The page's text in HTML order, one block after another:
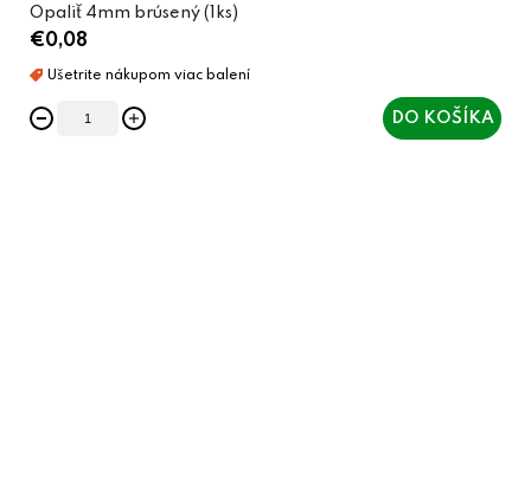
Opaliť 4mm brúsený (1ks)
€0,08
DO KOŠÍKA